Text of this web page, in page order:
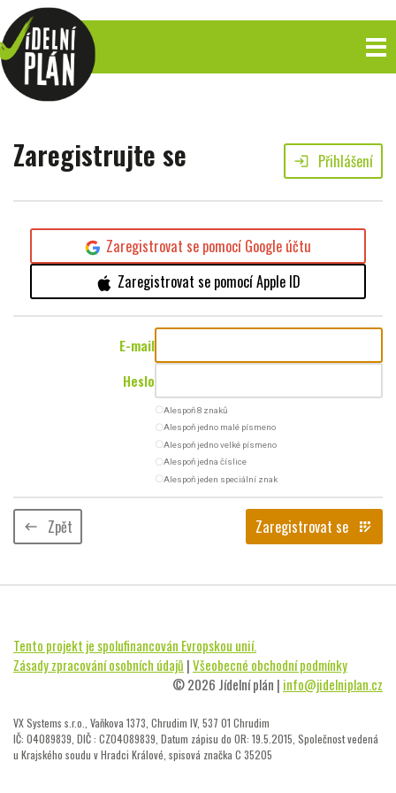
Zaregistrujte se login Přihlášení
Zaregistrovat se pomocí Google účtu
Zaregistrovat se pomocí Apple ID
E-mail
Heslo
radio_button_uncheckedAlespoň 8 znaků
radio_button_uncheckedAlespoň jedno malé písmeno
radio_button_uncheckedAlespoň jedno velké písmeno
radio_button_uncheckedAlespoň jedna číslice
radio_button_uncheckedAlespoň jeden speciální znak
keyboard_backspace Zpět Zaregistrovat se app_registration
Tento projekt je spolufinancován Evropskou unií.
Zásady zpracování osobních údajů |Všeobecné obchodní podmínky
© 2026 Jídelní plán | info@jidelniplan.cz
VX Systems s.r.o., Vaňkova 1373, Chrudim IV, 537 01 Chrudim
IČ: 04089839, DIČ : CZ04089839, Datum zápisu do OR: 19.5.2015, Společnost vedená
u Krajského soudu v Hradci Králové, spisová značka C 35205